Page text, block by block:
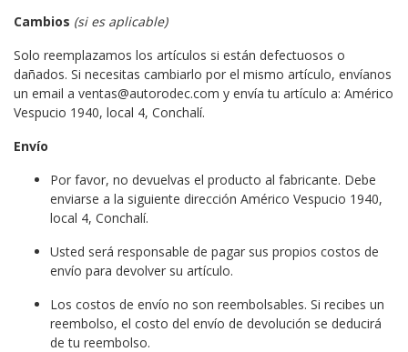
Cambios (si es aplicable)
Solo reemplazamos los artículos si están defectuosos o
dañados. Si necesitas cambiarlo por el mismo artículo, envíanos
un email a ventas@autorodec.com y envía tu artículo a: Américo
Vespucio 1940, local 4, Conchalí.
Envío
Por favor, no devuelvas el producto al fabricante. Debe
enviarse a la siguiente dirección Américo Vespucio 1940,
local 4, Conchalí.
Usted será responsable de pagar sus propios costos de
envío para devolver su artículo.
Los costos de envío no son reembolsables. Si recibes un
reembolso, el costo del envío de devolución se deducirá
de tu reembolso.